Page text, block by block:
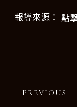
報導來源： 點
PREVIOUS